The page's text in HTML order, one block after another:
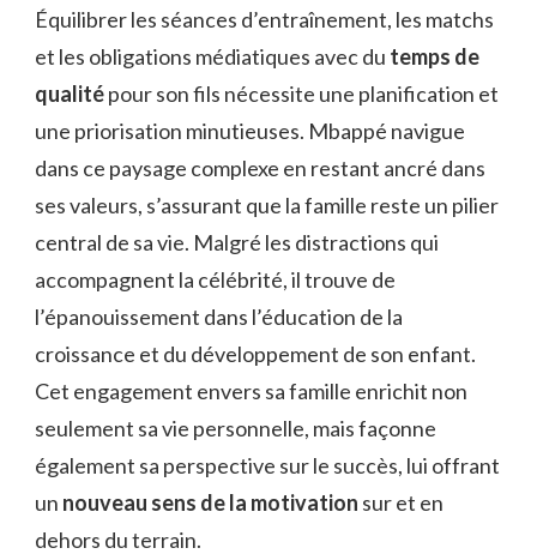
Équilibrer les séances d’entraînement, les matchs
et les obligations médiatiques avec du temps de
qualitépour son fils nécessite une planification et
une priorisation minutieuses. Mbappé navigue
dans ce paysage complexe en restant ancré dans
ses valeurs, s’assurant que la famille reste un pilier
central de sa vie. Malgré les distractions qui
accompagnent la célébrité, il trouve de
l’épanouissement dans l’éducation de la
croissance et du développement de son enfant.
Cet engagement envers sa famille enrichit non
seulement sa vie personnelle, mais façonne
également sa perspective sur le succès, lui offrant
un nouveau sens de la motivation sur et en
dehors du terrain.